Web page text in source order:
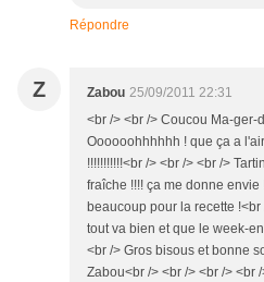
Répondre
Z Zabou 25/09/2011 22:31
<br /> <br /> Coucou Ma-ger-
Oooooohhhhhh ! que ça a
!!!!!!!!!!!<br /> <br /> <br />
fraîche !!!! ça me donne envie
beaucoup pour la recette
tout va bien et que le week-
<br /> Gros bisous et bonne
Zabou<br /> <br /> <br /> <br